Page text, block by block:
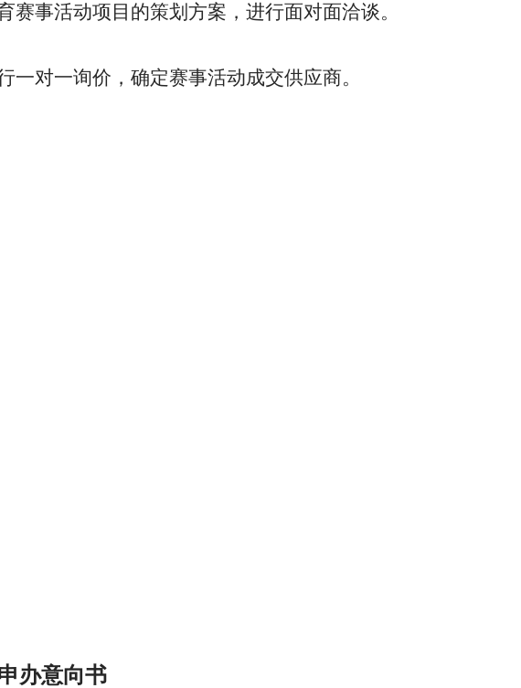
赛事活动项目的策划方案，进行面对面洽谈。
一对一询价 ，确定赛事活动成交供应商。
办意向书